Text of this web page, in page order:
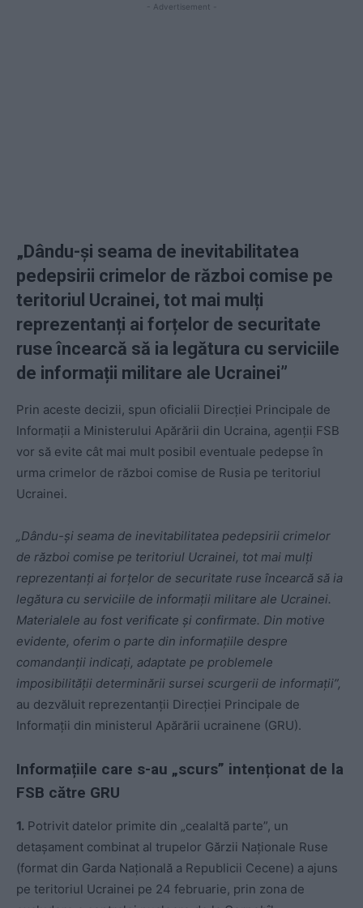
- Advertisement -
„Dându-și seama de inevitabilitatea
pedepsirii crimelor de război comise pe
teritoriul Ucrainei, tot mai mulți
reprezentanți ai forțelor de securitate
ruse încearcă să ia legătura cu serviciile
de informații militare ale Ucrainei”
Prin aceste decizii, spun oficialii Direcției Principale de
Informații a Ministerului Apărării din Ucraina, agenții FSB
vor să evite cât mai mult posibil eventuale pedepse în
urma crimelor de război comise de Rusia pe teritoriul
Ucrainei.
„Dându-și seama de inevitabilitatea pedepsirii crimelor
de război comise pe teritoriul Ucrainei, tot mai mulți
reprezentanți ai forțelor de securitate ruse încearcă să ia
legătura cu serviciile de informații militare ale Ucrainei.
Materialele au fost verificate și confirmate. Din motive
evidente, oferim o parte din informațiile despre
comandanții indicați, adaptate pe problemele
imposibilității determinării sursei scurgerii de informații”,
au dezvăluit reprezentanții Direcției Principale de
Informații din ministerul Apărării ucrainene (GRU).
Informațiile care s-au „scurs” intenționat de la
FSB către GRU
1. Potrivit datelor primite din „cealaltă parte”, un
detașament combinat al trupelor Gărzii Naționale Ruse
(format din Garda Națională a Republicii Cecene) a ajuns
pe teritoriul Ucrainei pe 24 februarie, prin zona de